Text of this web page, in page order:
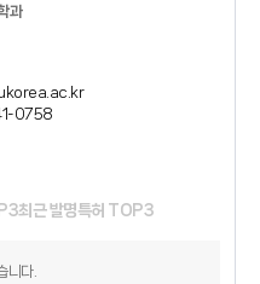
과
0758
최근 발명특허 TOP3
니다.